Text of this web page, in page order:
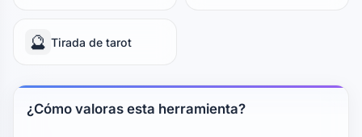
🔮 Tirada de tarot
¿Cómo valoras esta herramienta?